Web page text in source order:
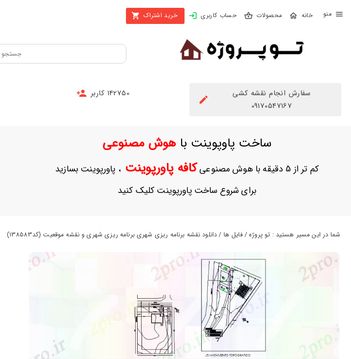
محصولات حساب کاربری خرید اشتراک
بستن
محصولات
حساب
ثبت
نام
مندی
سفارش انجام نقشه کشی
09170547167
142750 کاربر
ساخت پاوپوینت باهوش مصنوعی
کم تر از 5 دقیقه با هوش مصنوعی کافه پاورپوینت، پاورپوینت بسازید
برای شروع ساخت پاورپوینت کلیک کنید
شما در این مسیر هستید : تو پروژه / فایل ها / دانلود نقشه برنامه ریزی شهری برنامه ریزی شهری و نقشه موقعیت (کد138583)